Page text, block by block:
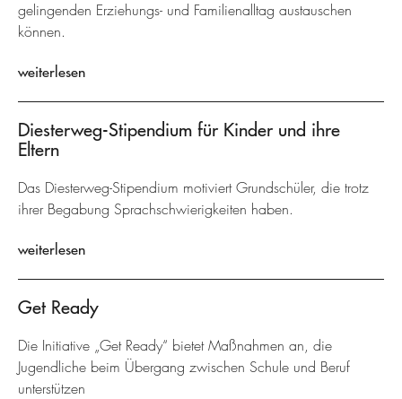
gelingenden Erziehungs- und Familienalltag austauschen
können.
weiterlesen
Diesterweg-Stipendium für Kinder und ihre
Eltern
Das Diesterweg-Stipendium motiviert Grundschüler, die trotz
ihrer Begabung Sprachschwierigkeiten haben.
weiterlesen
Get Ready
Die Initiative „Get Ready“ bietet Maßnahmen an, die
Jugendliche beim Übergang zwischen Schule und Beruf
unterstützen